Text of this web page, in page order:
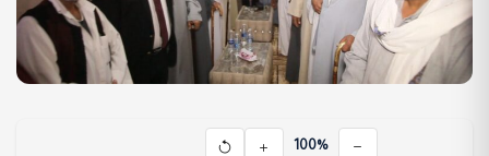
100%